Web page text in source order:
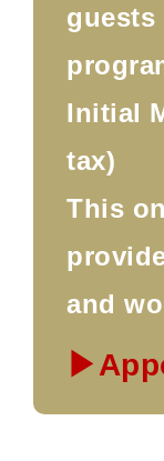
guests
Initial
tax)
This
and